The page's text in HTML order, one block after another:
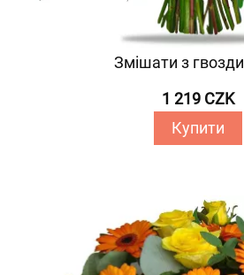
Змішати з
1 219 CZK
Купити